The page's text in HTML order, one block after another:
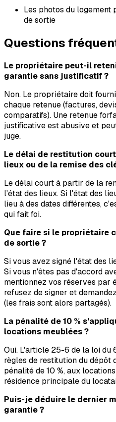
Les photos du logement
de sortie
Questions
Le propriétaire peut-il
garantie sans justificatif ?
Non. Le propriétaire doit
chaque retenue (factures,
comparatifs). Une retenue
justificative est abusive et
juge.
Le délai de restitution
lieux ou de la remise des
Le délai court à partir de la
l'état des lieux. Si l'état des
lieu à des dates différentes,
qui fait foi.
Que faire si le propriétaire
de sortie ?
Si vous avez signé l'état des
Si vous n'êtes pas d'accord
mentionnez vos réserves par
refusez de signer et
(les frais sont alors partagés).
La pénalité de 10 %
locations meublées ?
Oui. L'article 25-6 de la loi du
règles de restitution du dépôt
pénalité de 10 %, aux
résidence principale du
Puis-je déduire le dernier
garantie ?